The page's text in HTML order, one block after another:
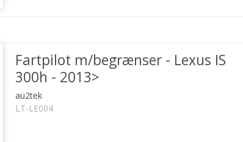
Fartpilot m/begrænser - Lexus IS
300h - 2013>
au2tek
LT-LE004